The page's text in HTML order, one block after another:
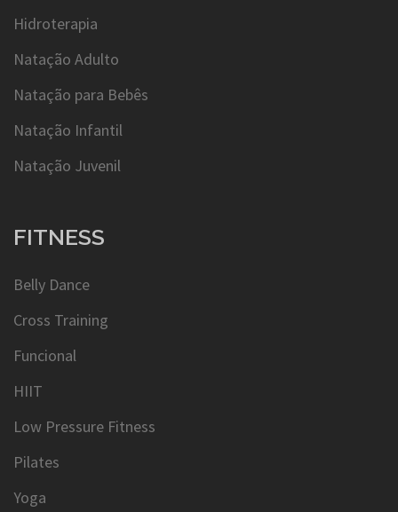
Hidroterapia
Natação Adulto
Natação para Bebês
Natação Infantil
Natação Juvenil
FITNESS
Belly Dance
Cross Training
Funcional
HIIT
Low Pressure Fitness
Pilates
Yoga